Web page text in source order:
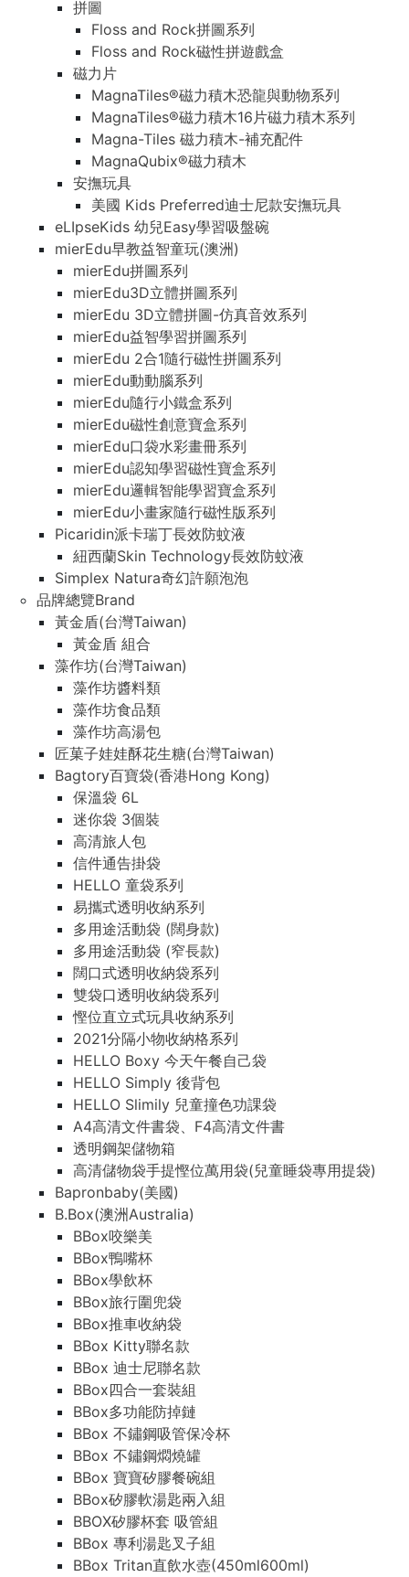
拼圖
Floss and Rock拼圖系列
Floss and Rock磁性拼遊戲盒
磁力片
MagnaTiles®磁力積木恐龍與動物系列
MagnaTiles®磁力積木16片磁力積木系列
Magna-Tiles 磁力積木-補充配件
MagnaQubix®磁力積木
安撫玩具
美國 Kids Preferred迪士尼款安撫玩具
eLIpseKids 幼兒Easy學習吸盤碗
mierEdu早教益智童玩(澳洲)
mierEdu拼圖系列
mierEdu3D立體拼圖系列
mierEdu 3D立體拼圖-仿真音效系列
mierEdu益智學習拼圖系列
mierEdu 2合1隨行磁性拼圖系列
mierEdu動動腦系列
mierEdu隨行小鐵盒系列
mierEdu磁性創意寶盒系列
mierEdu口袋水彩畫冊系列
mierEdu認知學習磁性寶盒系列
mierEdu邏輯智能學習寶盒系列
mierEdu小畫家隨行磁性版系列
Picaridin派卡瑞丁長效防蚊液
紐西蘭Skin Technology長效防蚊液
Simplex Natura奇幻許願泡泡
品牌總覽Brand
黃金盾(台灣Taiwan)
黃金盾 組合
藻作坊(台灣Taiwan)
藻作坊醬料類
藻作坊食品類
藻作坊高湯包
匠菓子娃娃酥花生糖(台灣Taiwan)
Bagtory百寶袋(香港Hong Kong)
保溫袋 6L
迷你袋 3個裝
高清旅人包
信件通告掛袋
HELLO 童袋系列
易攜式透明收納系列
多用途活動袋 (闊身款)
多用途活動袋 (窄長款)
闊口式透明收納袋系列
雙袋口透明收納袋系列
慳位直立式玩具收納系列
2021分隔小物收納格系列
HELLO Boxy 今天午餐自己袋
HELLO Simply 後背包
HELLO Slimily 兒童撞色功課袋
A4高清文件書袋、F4高清文件書
透明鋼架儲物箱
高清儲物袋手提慳位萬用袋(兒童睡袋專用提袋)
Bapronbaby(美國)
B.Box(澳洲Australia)
BBox咬樂美
BBox鴨嘴杯
BBox學飲杯
BBox旅行圍兜袋
BBox推車收納袋
BBox Kitty聯名款
BBox 迪士尼聯名款
BBox四合一套裝組
BBox多功能防掉鏈
BBox 不鏽鋼吸管保冷杯
BBox 不鏽鋼燜燒罐
BBox 寶寶矽膠餐碗組
BBox矽膠軟湯匙兩入組
BBOX矽膠杯套 吸管組
BBox 專利湯匙叉子組
BBox Tritan直飲水壺(450ml600ml)